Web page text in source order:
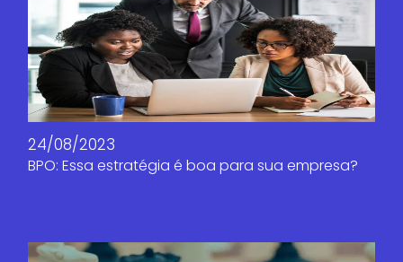
24/08/2023
BPO: Essa estratégia é boa para sua empresa?